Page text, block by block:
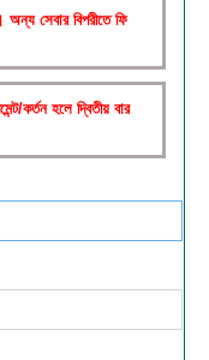
অন্য সেবার বিপরীতে ফি
কর্তন হলে দ্বিতীয় বার